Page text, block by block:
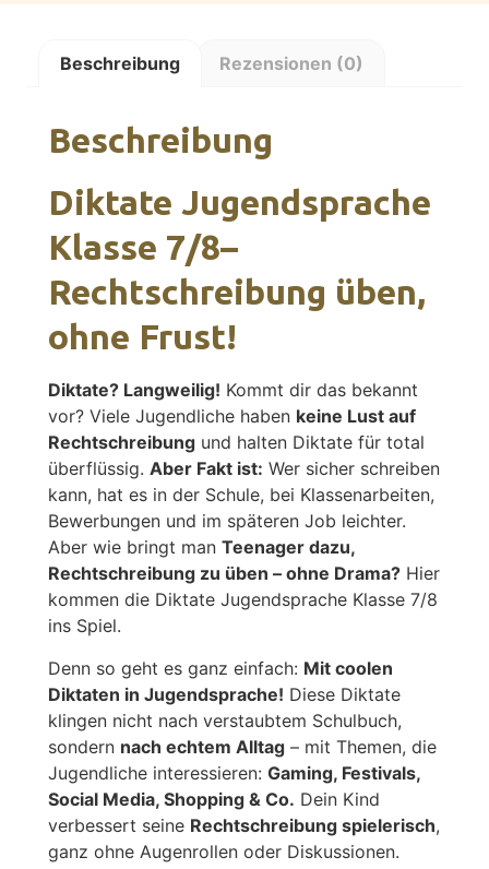
Beschreibung Rezensionen (0)
Beschreibung
Diktate Jugendsprache
Klasse 7/8–
Rechtschreibung üben,
ohne Frust!
Diktate? Langweilig! Kommt dir das bekannt
vor? Viele Jugendliche haben keine Lust auf
Rechtschreibung und halten Diktate für total
überflüssig. Aber Fakt ist: Wer sicher schreiben
kann, hat es in der Schule, bei Klassenarbeiten,
Bewerbungen und im späteren Job leichter.
Aber wie bringt man Teenager dazu,
Rechtschreibung zu üben – ohne Drama? Hier
kommen die Diktate Jugendsprache Klasse 7/8
ins Spiel.
Denn so geht es ganz einfach: Mit coolen
Diktaten in Jugendsprache! Diese Diktate
klingen nicht nach verstaubtem Schulbuch,
sondern nach echtem Alltag – mit Themen, die
Jugendliche interessieren: Gaming, Festivals,
Social Media, Shopping & Co. Dein Kind
verbessert seine Rechtschreibung spielerisch,
ganz ohne Augenrollen oder Diskussionen.